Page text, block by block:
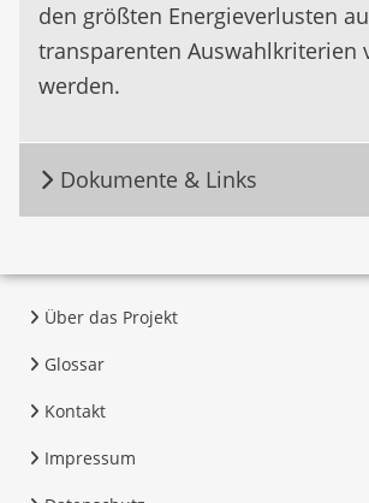
den größten Energieverlusten
transparenten Auswahlkriterien
werden.
Dokumente & Links
Über das Projekt
Glossar
Kontakt
Impressum